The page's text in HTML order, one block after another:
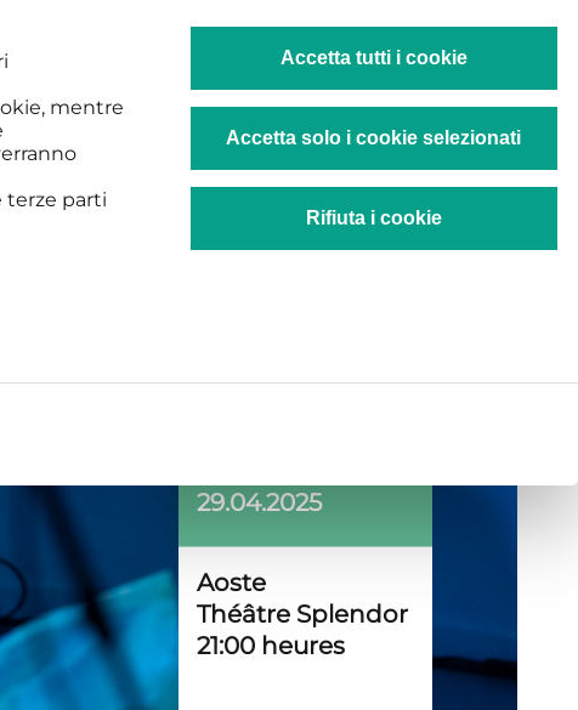
mentre
terze parti
Accetta tutti i cookie
Accetta solo i cookie selezionati
Rifiuta i cookie
Rigenerazione Laboratori
29.04.2025
Aoste
Théâtre Splendor
21:00 heures